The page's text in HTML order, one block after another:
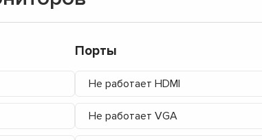
Порты
Не работает HDMI
Не работает VGA